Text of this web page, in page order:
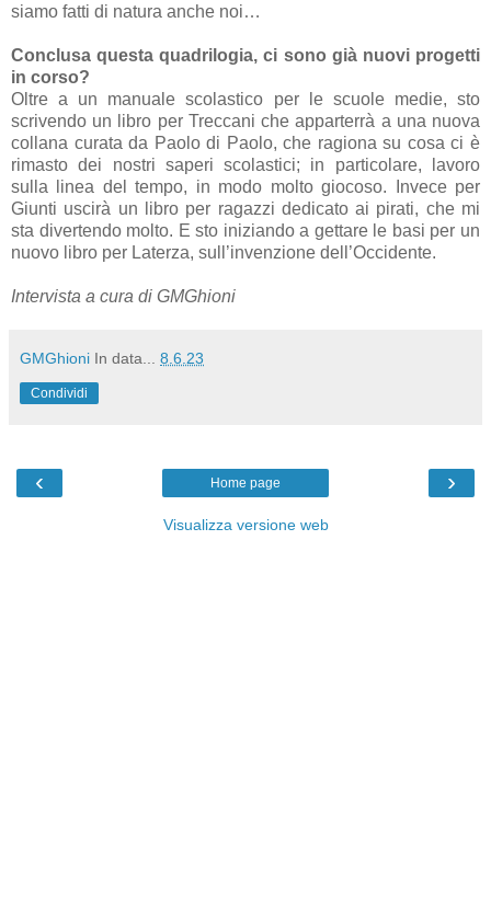
siamo fatti di natura anche noi…
Conclusa questa quadrilogia, ci sono già nuovi progetti
in corso?
Oltre a un manuale scolastico per le scuole medie, sto
scrivendo un libro per Treccani che apparterrà a una nuova
collana curata da Paolo di Paolo, che ragiona su cosa ci è
rimasto dei nostri saperi scolastici; in particolare, lavoro
sulla linea del tempo, in modo molto giocoso. Invece per
Giunti uscirà un libro per ragazzi dedicato ai pirati, che mi
sta divertendo molto. E sto iniziando a gettare le basi per un
nuovo libro per Laterza, sull’invenzione dell’Occidente.
Intervista a cura di GMGhioni
GMGhioni In data... 8.6.23
Condividi
‹ ›
Home page
Visualizza versione web